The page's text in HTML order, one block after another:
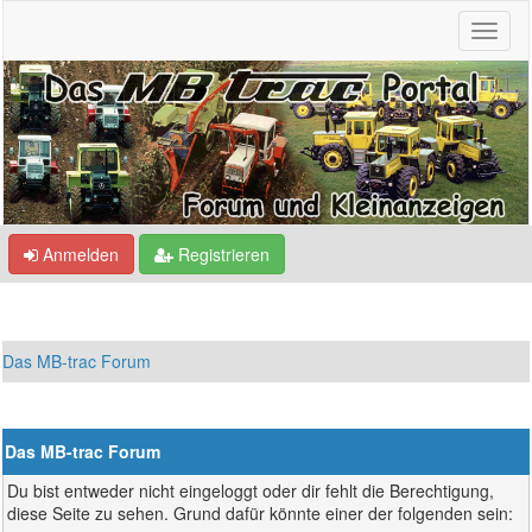
Anmelden Registrieren
Das MB-trac Forum
Das MB-trac Forum
Du bist entweder nicht eingeloggt oder dir fehlt die Berechtigung,
diese Seite zu sehen. Grund dafür könnte einer der folgenden sein: